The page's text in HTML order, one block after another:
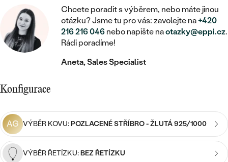
DLE CENY
CENOVĚ DOSTUPNÉ
DLE DRAHOKAMU
DIAMANT
LAB-GROWN DIAMANT
ČERNÝ DIAMANT
SALT AND PEPPER DIAMANT
DLE MATERIÁLU
ZLATO
DLE KAMENE
S DIAMANTY
S DIAMANTY
S DRAHOKAMY
CENOVĚ DOSTUPNÉ
LUXUSNÍ
SE ZVÍŘATY
S PERLAMI
DLE CENY
PERSONALIZOVANÉ
DLE DRAHOKAMU
S DIAMANTY
S DRAHOKAMY
S PERLAMI
DLE CENY
Chcete poradit s výběrem, nebo máte jinou
otázku? Jsme tu pro vás: zavolejte na+420
216 216 046 nebo napište naotazky@eppi.cz.
Rádi poradíme!
Aneta, Sales Specialist
Konfigurace
AG VÝBĚR KOVU:POZLACENÉ STŘÍBRO - ŽLUTÁ 925/1000
VÝBĚR ŘETÍZKU:BEZ ŘETÍZKU